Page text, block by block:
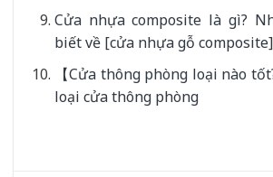
Cửa nhựa composite là gì?
biết về [cửa nhựa gỗ composite]
【Cửa thông phòng loại nào
loại cửa thông phòng